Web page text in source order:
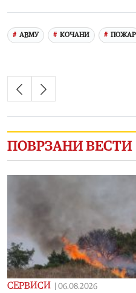
АВМУ КОЧАНИ ПОЖАР
ПОВРЗАНИ ВЕСТИ
СЕРВИСИ 06.08.2026